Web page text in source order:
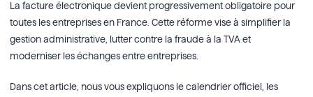
La facture électronique devient progressivement obligatoire pour
toutes les entreprises en France. Cette réforme vise à simplifier la
gestion administrative, lutter contre la fraude à la TVA et
moderniser les échanges entre entreprises.
Dans cet article, nous vous expliquons le calendrier officiel, les